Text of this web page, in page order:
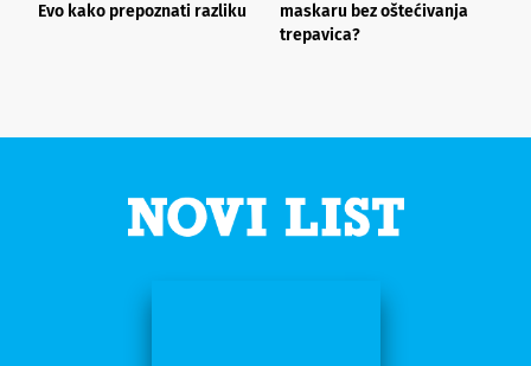
Evo kako prepoznati razliku
maskaru bez oštećivanja
trepavica?